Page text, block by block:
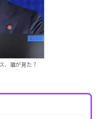
、誰が見た？